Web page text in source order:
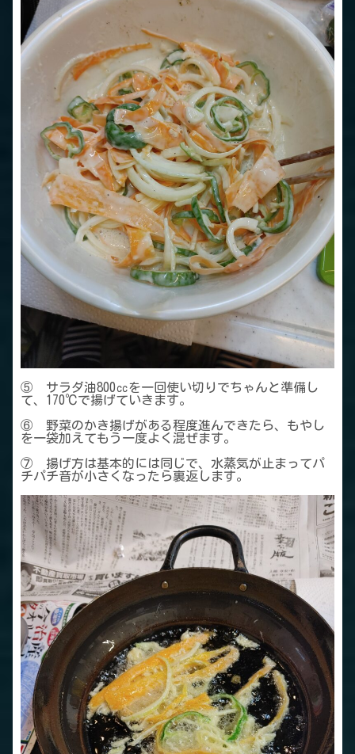
⑤ サラダ油800㏄を一回使い切りでちゃんと準備し
て、170℃で揚げていきます。
⑥ 野菜のかき揚げがある程度進んできたら、もやし
を一袋加えてもう一度よく混ぜます。
⑦ 揚げ方は基本的には同じで、水蒸気が止まってパ
チパチ音が小さくなったら裏返します。